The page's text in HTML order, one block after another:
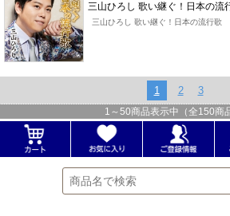
三山ひろし 歌い継ぐ！日本の流
三山ひろし 歌い継ぐ！日本の流行歌
1 2 3
1 ～ 50商品表示中（全150商